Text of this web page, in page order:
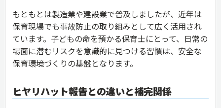
もともとは製造業や建設業で普及しましたが、近年は
保育現場でも事故防止の取り組みとして広く活用され
ています。子どもの命を預かる保育士にとって、日常の
場面に潜むリスクを意識的に見つける習慣は、安全な
保育環境づくりの基盤となります。
ヒヤリハット報告との違いと補完関係